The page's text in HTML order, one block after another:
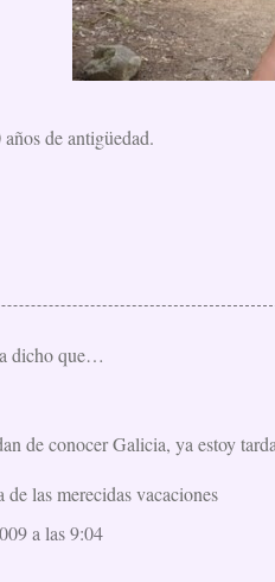
de antigüedad.
dicho que…
de conocer Galicia, ya estoy
las merecidas vacaciones
a las 9:04